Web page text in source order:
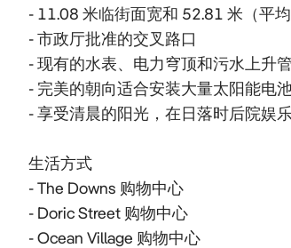
- 11.08 米临街面宽和 52.81 米（平
- 市政厅批准的交叉路口
- 现有的水表、电力穹顶和污水上升管
- 完美的朝向适合安装大量太阳能电
- 享受清晨的阳光，在日落时后院娱
生活方式
- The Downs 购物中心
- Doric Street 购物中心
- Ocean Village 购物中心